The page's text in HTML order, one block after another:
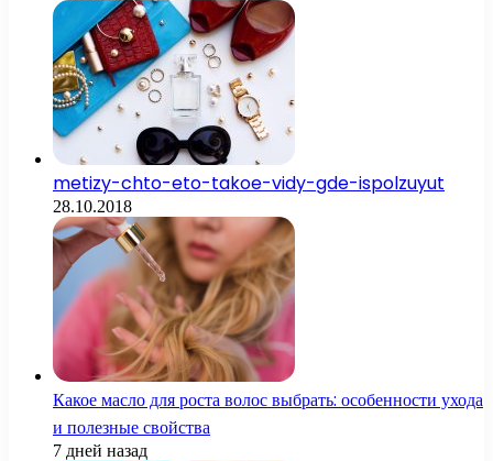
metizy-chto-eto-takoe-vidy-gde-ispolzuyut
28.10.2018
Какое масло для роста волос выбрать: особенности ухода
и полезные свойства
7 дней назад